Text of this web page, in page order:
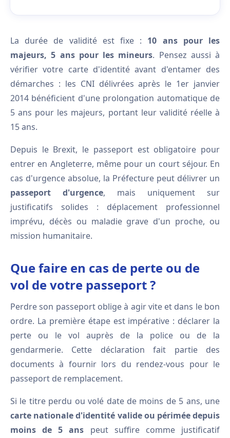
La durée de validité est fixe : 10 ans pour les
majeurs, 5 ans pour les mineurs. Pensez aussi à
vérifier votre carte d'identité avant d'entamer des
démarches : les CNI délivrées après le 1er janvier
2014 bénéficient d'une prolongation automatique de
5 ans pour les majeurs, portant leur validité réelle à
15 ans.
Depuis le Brexit, le passeport est obligatoire pour
entrer en Angleterre, même pour un court séjour. En
cas d'urgence absolue, la Préfecture peut délivrer un
passeport d'urgence, mais uniquement sur
justificatifs solides : déplacement professionnel
imprévu, décès ou maladie grave d'un proche, ou
mission humanitaire.
Que faire en cas de perte ou de
vol de votre passeport ?
Perdre son passeport oblige à agir vite et dans le bon
ordre. La première étape est impérative : déclarer la
perte ou le vol auprès de la police ou de la
gendarmerie. Cette déclaration fait partie des
documents à fournir lors du rendez-vous pour le
passeport de remplacement.
Si le titre perdu ou volé date de moins de 5 ans, une
carte nationale d'identité valide ou périmée depuis
moins de 5 ans peut suffire comme justificatif